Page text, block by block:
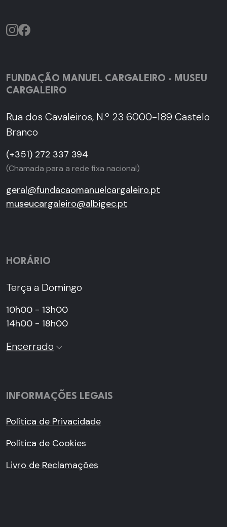
FUNDAÇÃO MANUEL CARGALEIRO - MUSEU
CARGALEIRO
Rua dos Cavaleiros, N.º 23 6000-189 Castelo
Branco
(+351) 272 337 394
(Chamada para a rede fixa nacional)
geral@fundacaomanuelcargaleiro.pt
museucargaleiro@albigec.pt
HORÁRIO
Terça a Domingo
10h00 - 13h00
14h00 - 18h00
Encerrado
INFORMAÇÕES LEGAIS
Política de Privacidade
Política de Cookies
Livro de Reclamações